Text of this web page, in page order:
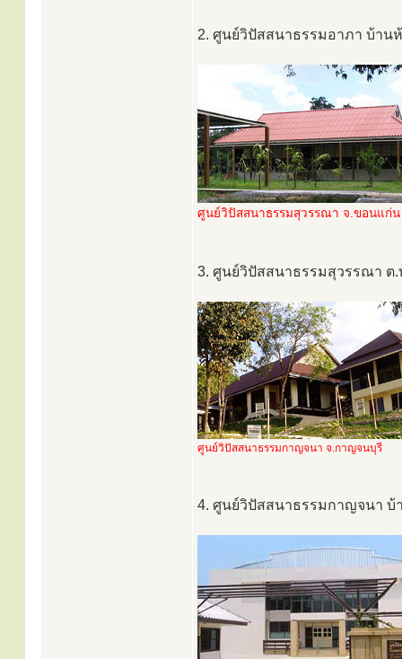
2. ศูนย์วิปัสสนาธรรมอาภา บ้าน
ศูนย์วิปัสสนาธรรมสุวรรณา จ.ขอนแก่น
3. ศูนย์วิปัสสนาธรรมสุวรรณา ต
ศูนย์วิปัสสนาธรรมกาญจนา จ.กาญจนบุรี
4. ศูนย์วิปัสสนาธรรมกาญจนา บ้